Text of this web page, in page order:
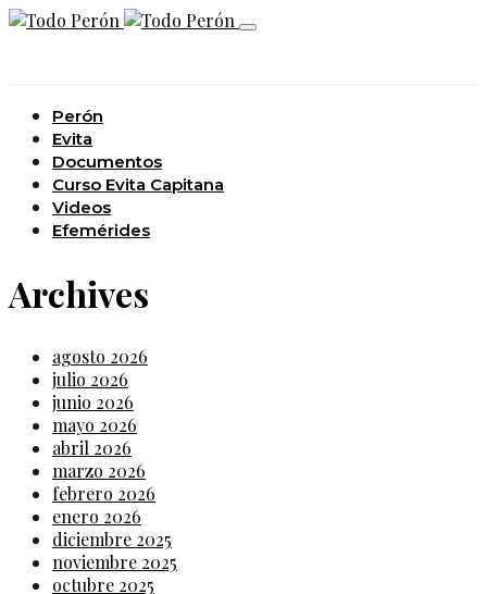
Perón
Evita
Documentos
Curso Evita Capitana
Videos
Efemérides
Archives
agosto 2026
julio 2026
junio 2026
mayo 2026
abril 2026
marzo 2026
febrero 2026
enero 2026
diciembre 2025
noviembre 2025
octubre 2025